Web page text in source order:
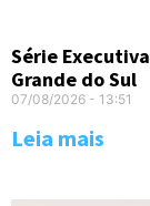
Série
Grande do Sul
07/08/2026 13:51
Leia mais